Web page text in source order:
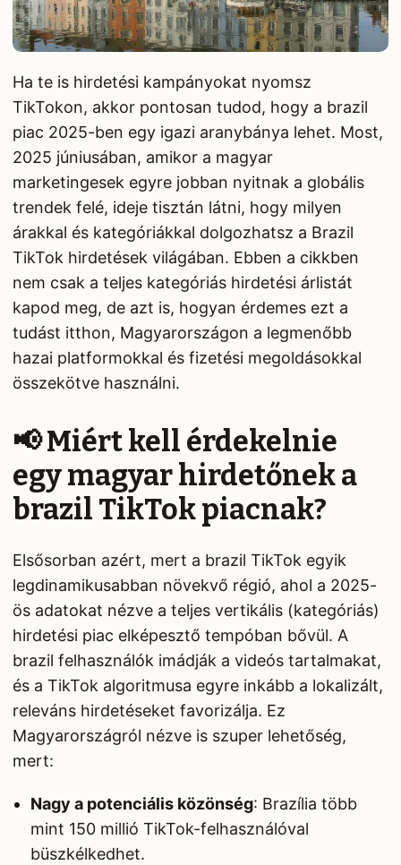
Ha te is hirdetési kampányokat nyomsz
TikTokon, akkor pontosan tudod, hogy a brazil
piac 2025-ben egy igazi aranybánya lehet. Most,
2025 júniusában, amikor a magyar
marketingesek egyre jobban nyitnak a globális
trendek felé, ideje tisztán látni, hogy milyen
árakkal és kategóriákkal dolgozhatsz a Brazil
TikTok hirdetések világában. Ebben a cikkben
nem csak a teljes kategóriás hirdetési árlistát
kapod meg, de azt is, hogyan érdemes ezt a
tudást itthon, Magyarországon a legmenőbb
hazai platformokkal és fizetési megoldásokkal
összekötve használni.
📢 Miért kell érdekelnie
egy magyar hirdetőnek a
brazil TikTok piacnak?
Elsősorban azért, mert a brazil TikTok egyik
legdinamikusabban növekvő régió, ahol a 2025-
ös adatokat nézve a teljes vertikális (kategóriás)
hirdetési piac elképesztő tempóban bővül. A
brazil felhasználók imádják a videós tartalmakat,
és a TikTok algoritmusa egyre inkább a lokalizált,
releváns hirdetéseket favorizálja. Ez
Magyarországról nézve is szuper lehetőség,
mert:
Nagy a potenciális közönség: Brazília több
mint 150 millió TikTok-felhasználóval
büszkélkedhet.